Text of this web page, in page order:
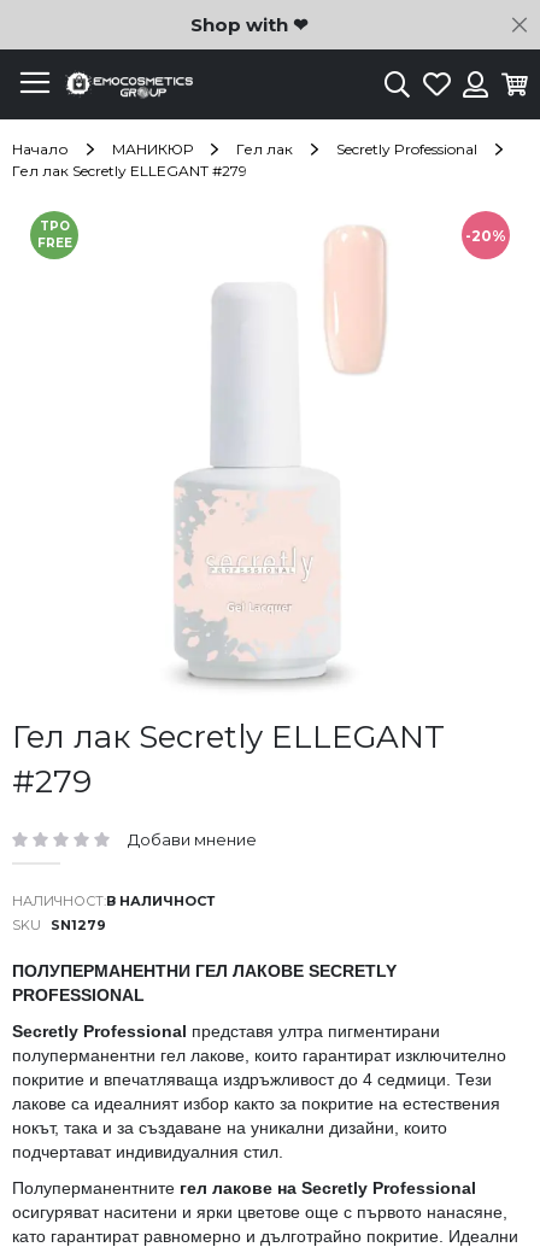
Shop with ❤
ТърсенеЛюбими
Начало МАНИКЮР Гел лак
Secretly Professional
Гел лак Secretly ELLEGANT #279
Гел лак Secretly ELLEGANT
#279
рейтинг: Добави мнение
В НАЛИЧНОСТ
SKU
SN1279
ПОЛУПЕРМАНЕНТНИ ГЕЛ ЛАКОВЕ SECRETLY
PROFESSIONAL
Secretly Professional представя ултра пигментирани
полуперманентни гел лакове, които гарантират изключително
покритие и впечатляваща издръжливост до 4 седмици. Тези
лакове са идеалният избор както за покритие на естествения
нокът, така и за създаване на уникални дизайни, които
подчертават индивидуалния стил.
Полуперманентните гел лакове на Secretly Professional
осигуряват наситени и ярки цветове още с първото нанасяне,
като гарантират равномерно и дълготрайно покритие. Идеални
-20%
TPO
FREE
Преминете
към
края
Преминете
към
началото
на
със
снимки